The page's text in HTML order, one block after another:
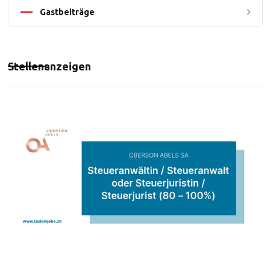
Gastbeiträge
Stellenanzeigen